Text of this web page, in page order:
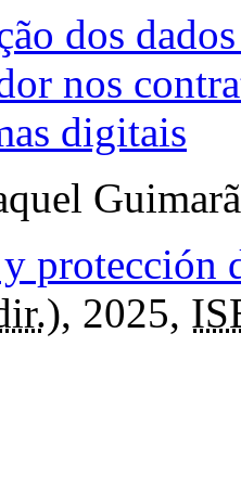
dos
nos
digitais
protección
), 2025,